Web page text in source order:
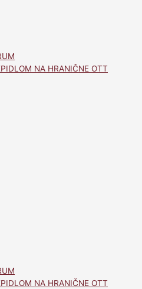
NA HRANIČNE OTT
NA HRANIČNE OTT